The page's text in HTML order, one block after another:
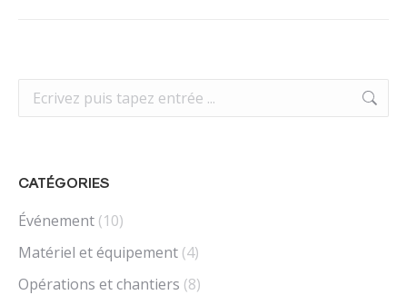
Recherche
:
CATÉGORIES
Événement (10)
Matériel et équipement (4)
Opérations et chantiers (8)